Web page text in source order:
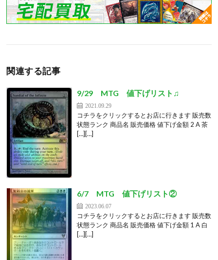
関連する記事
9/29 MTG 値下げリスト♫
2021.09.29
コチラをクリックするとお店に行きます 販売数
状態ランク 商品名 販売価格 値下げ金額 2 A 茶
[…][…]
6/7 MTG 値下げリスト②
2023.06.07
コチラをクリックするとお店に行きます 販売数
状態ランク 商品名 販売価格 値下げ金額 1 A 白
[…][…]